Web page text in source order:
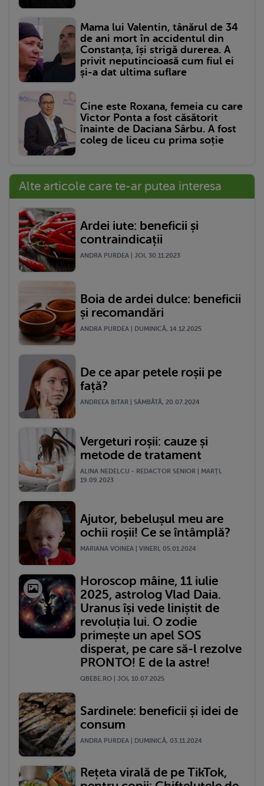
Mama lui Valentin, tânărul de 34
de ani mort în accidentul din
Constanța, își strigă durerea. A
privit neputincioasă cum fiul ei
și-a dat ultima suflare
Cine este Roxana, femeia cu care
Victor Ponta a fost căsătorit
înainte de Daciana Sârbu. A fost
coleg de liceu cu prima soție
Alte articole care te-ar putea interesa
Ardei iute: beneficii și
contraindicații
ANDRA PURDEA | JOI, 30.11.2023
Boia de ardei dulce: beneficii
și recomandări
ANDRA PURDEA | DUMINICĂ, 14.12.2025
De ce apar petele roșii pe
față?
ANDREEA BITAR | SÂMBĂTĂ, 20.07.2024
Vergeturi roșii: cauze și
metode de tratament
ALINA NEDELCU - REDACTOR SENIOR | MARŢI,
19.09.2023
Ajutor, bebelușul meu are
ochii roșii! Ce se întâmplă?
MARIANA VOINEA | VINERI, 05.01.2024
Horoscop mâine, 11 iulie
2025, astrolog Vlad Daia.
Uranus își vede liniștit de
revoluția lui. O zodie
primește un apel SOS
disperat, pe care să-l rezolve
PRONTO! E de la astre!
QBEBE.RO | JOI, 10.07.2025
Sardinele: beneficii și idei de
consum
ANDRA PURDEA | DUMINICĂ, 03.11.2024
Rețeta virală de pe TikTok,